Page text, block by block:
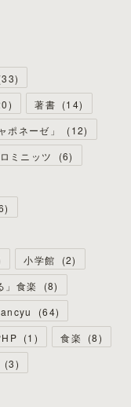
33)
) 著書 (14)
ポネーゼ」 (12)
ミニッツ (6)
)
小学館 (2)
」食楽 (8)
(64)
(1 ) 食楽 (8)
(3)